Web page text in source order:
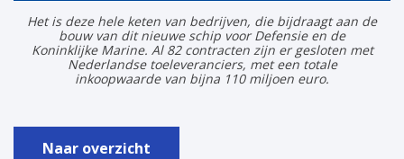
Het is deze hele keten van bedrijven, die bijdraagt aan de
bouw van dit nieuwe schip voor Defensie en de
Koninklijke Marine. Al 82 contracten zijn er gesloten met
Nederlandse toeleveranciers, met een totale
inkoopwaarde van bijna 110 miljoen euro.
Naar overzicht